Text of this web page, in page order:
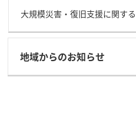
大規模災害・復旧支援に関す
地域からのお知らせ